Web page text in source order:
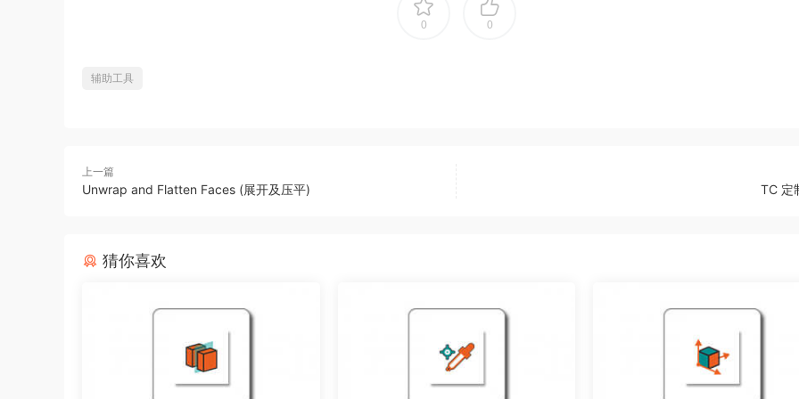
0 0
辅助工具
上一篇
Unwrap and Flatten Faces (展开及压平) TC 定
猜你喜欢